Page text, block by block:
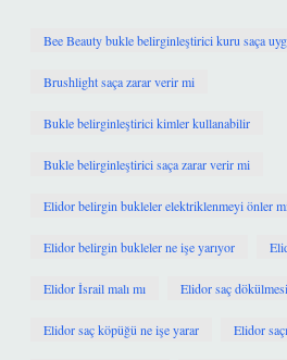
Bee Beauty bukle belirginleştirici kuru saça
Brushlight saça zarar verir mi
Bukle belirginleştirici kimler kullanabilir
Bukle belirginleştirici saça zarar verir mi
Elidor belirgin bukleler elektriklenmeyi önler
Elidor belirgin bukleler ne işe yarıyor
Elidor İsrail malı mı Elidor saç
Elidor saç köpüğü ne işe yarar Elidor